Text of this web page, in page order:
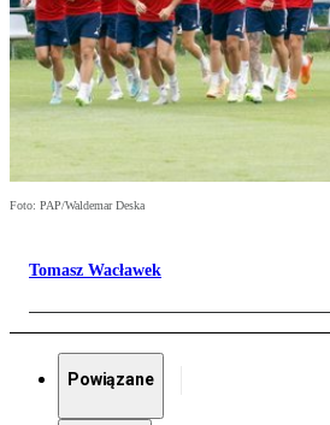
Foto: PAP/Waldemar Deska
Tomasz Wacławek
Powiązane